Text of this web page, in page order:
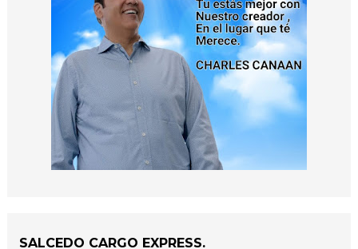
SALCEDO CARGO EXPRESS.